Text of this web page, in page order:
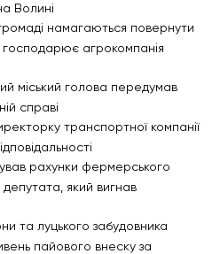
Волині
намагаються повернути
господарює агрокомпанія
міський голова передумав
справі
транспортної компанії
рахунки фермерського
який вигнав
та луцького забудовника
пайового внеску за